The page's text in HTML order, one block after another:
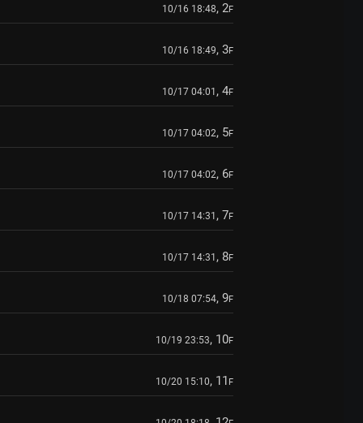
10/16 18:48, 2F
10/16 18:49, 3F
10/17 04:01 , 4F
10/17 04:02, 5F
10/17 04:02, 6F
10/17 14:31 , 7F
10/17 14:31 , 8F
10/18 07:54, 9F
10/19 23:53, 10F
10/20 15:10, 11 F